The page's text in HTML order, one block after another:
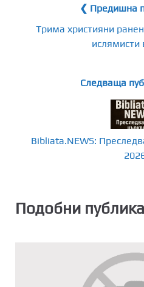
❮ Предишна
Трима християни
ислямисти
Следваща
Bibliata.NEWS:
Подобни